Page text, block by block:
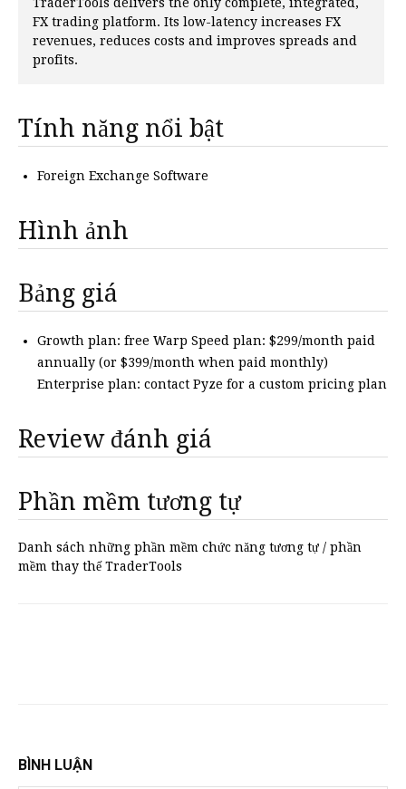
FX trading platform. Its low-latency increases FX
revenues, reduces costs and improves spreads and
profits.
Tính năng nổi bật
Foreign Exchange Software
Hình ảnh
Bảng giá
Growth plan: free Warp Speed plan: $299/month paid
annually (or $399/month when paid monthly)
Enterprise plan: contact Pyze for a custom pricing plan
Review đánh giá
Phần mềm tương tự
Danh sách những phần mềm chức năng tương tự / phần
mềm thay thế TraderTools
BÌNH LUẬN